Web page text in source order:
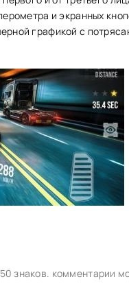
и экранных
графикой с
знаков. комментарии